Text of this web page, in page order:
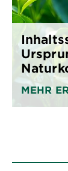
MEHR